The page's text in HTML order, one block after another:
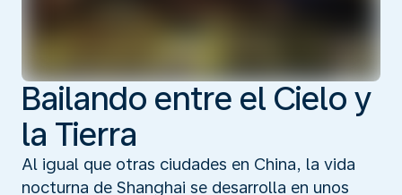
Bailando entre el Cielo y
la Tierra
Al igual que otras ciudades en China, la vida
nocturna de Shanghai se desarrolla en unos